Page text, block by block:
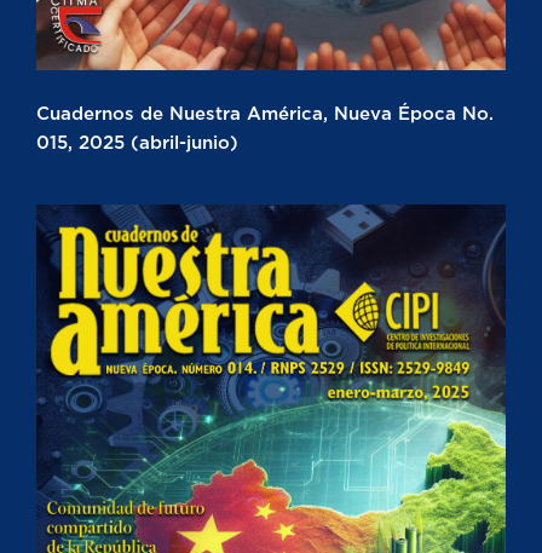
Cuadernos de Nuestra América, Nueva Época No.
015, 2025 (abril-junio)